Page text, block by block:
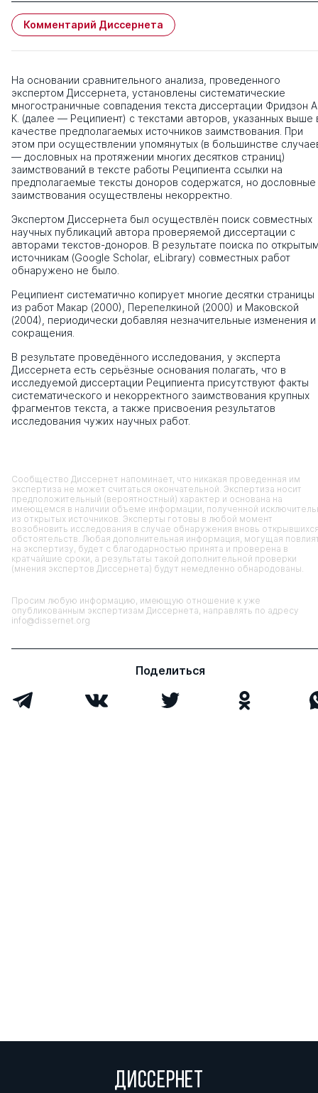
Комментарий Диссернета
На основании сравнительного анализа, проведенного
экспертом Диссернета, установлены систематические
многостраничные совпадения текста диссертации Фридзон
К. (далее — Реципиент) с текстами авторов, указанных выше
качестве предполагаемых источников заимствования. При
этом при осуществлении упомянутых (в большинстве
— дословных на протяжении многих десятков страниц)
заимствований в тексте работы Реципиента ссылки на
предполагаемые тексты доноров содержатся, но дословные
заимствования осуществлены некорректно.
Экспертом Диссернета был осуществлён поиск совместных
научных публикаций автора проверяемой диссертации с
авторами текстов-доноров. В результате поиска по
источникам (Google Scholar, eLibrary) совместных работ
обнаружено не было.
Реципиент систематично копирует многие десятки страницы
из работ Макар (2000), Перепелкиной (2000) и Маковской
(2004), периодически добавляя незначительные изменения и
сокращения.
В результате проведённого исследования, у эксперта
Диссернета есть серьёзные основания полагать, что в
исследуемой диссертации Реципиента присутствуют факты
систематического и некорректного заимствования крупных
фрагментов текста, а также присвоения результатов
исследования чужих научных работ.
Сообщество Диссернет напоминает, что никакая проведенная им
экспертиза не может считаться окончательной. Экспертиза носит
предположительный (вероятностный) характер и основана на
имеющемся в наличии объеме информации, полученной
из открытых источников. Эксперты готовы в любой момент
возобновить исследования в случае обнаружения вновь
обстоятельств. Любая дополнительная информация, могущая
на экспертизу, будет с благодарностью принята и проверена в
кратчайшие сроки, а результаты такой дополнительной проверки
(мнения экспертов Диссернета) будут немедленно обнародованы.
Просим любую информацию, имеющую отношение к уже
опубликованным экспертизам Диссернета, направлять по адресу
info@dissernet.org
Поделиться
ДИССЕРНЕТ